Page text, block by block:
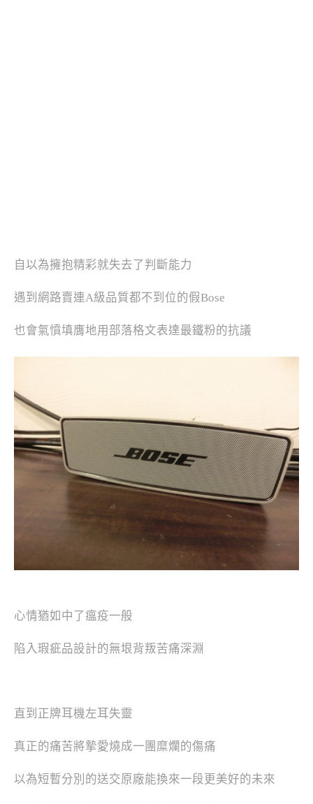
自以為擁抱精彩就失去了判斷能力
遇到網路賣連A級品質都不到位的假Bose
也會氣憤填膺地用部落格文表達最鐵粉的抗議
心情猶如中了瘟疫一般
陷入瑕疵品設計的無垠背叛苦痛深淵
直到正牌耳機左耳失靈
真正的痛苦將摯愛燒成一團糜爛的傷痛
以為短暫分別的送交原廠能換來一段更美好的未來